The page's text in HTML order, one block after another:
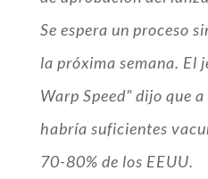
Se espera un proceso
la próxima semana. El
Warp Speed” ​​dijo que
habría suficientes
70-80% de los EEUU.